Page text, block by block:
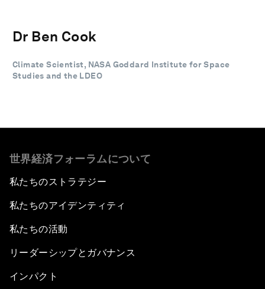
Dr Ben Cook
Climate Scientist, NASA Goddard Institute for Space
Studies and the LDEO
世界経済フォーラムについて
私たちのストラテジー
私たちのアイデンティティ
私たちの活動
リーダーシップとガバナンス
インパクト